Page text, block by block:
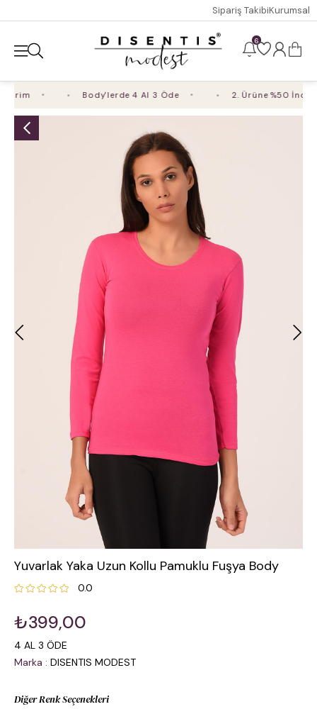
Sipariş TakibiKurumsal
6
Body'lerde 4 Al 3 Öde 2. Ürüne %50 İndirim
Yuvarlak Yaka Uzun Kollu Pamuklu Fuşya Body
0.0
₺399,00
4 AL 3 ÖDE
Marka : DISENTIS MODEST
Diğer Renk Seçenekleri